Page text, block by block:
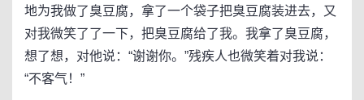
地为我做了臭豆腐，拿了一个袋子把臭豆腐装进去，又
对我微笑了了一下，把臭豆腐给了我。我拿了臭豆腐，
想了想，对他说：“谢谢你。”残疾人也微笑着对我说：
“不客气！”